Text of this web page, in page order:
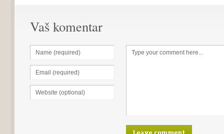
Vaš komentar